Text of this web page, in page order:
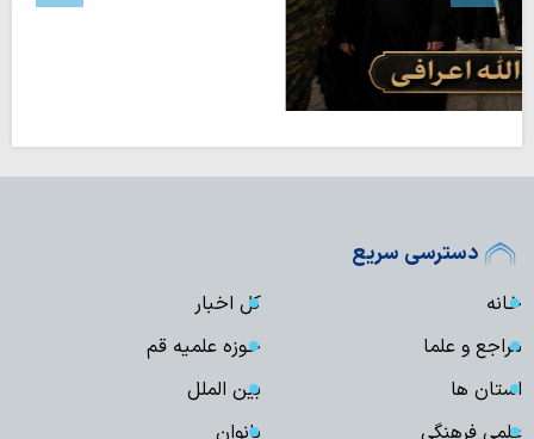
دسترسی سریع
خانه
کل اخبار
مراجع و علما
حوزه علمیه قم
استان ها
بین الملل
علمی فرهنگی
بانوان